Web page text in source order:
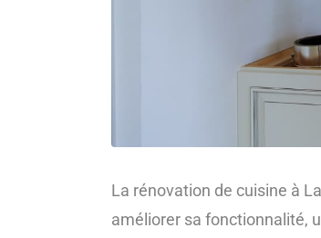
La rénovation de cuisine à
améliorer sa fonctionnalité,